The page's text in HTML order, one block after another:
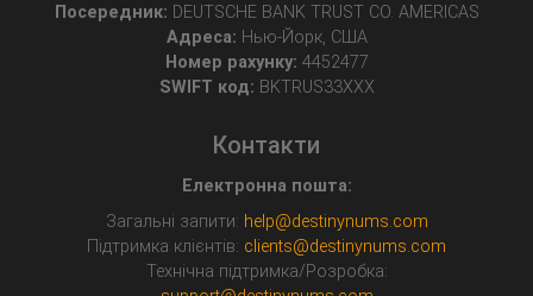
Посередник: DEUTSCHE BANK TRUST CO. AMERICAS
Адреса: Нью-Йорк, США
Номер рахунку: 4452477
SWIFT код: BKTRUS33XXX
Контакти
Електронна пошта:
Загальні запити: help@destinynums.com
Підтримка клієнтів: clients@destinynums.com
Технічна підтримка/Розробка: